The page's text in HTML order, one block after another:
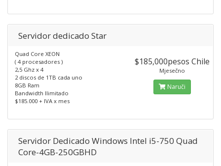
Servidor dedicado Star
Quad Core XEON
( 4 procesadores )
2,5 Ghz x 4
2 discos de 1TB cada uno
8GB Ram
Bandwidth Ilimitado
$185.000 + IVA x mes
$185,000pesos Chile
Mjesečno
Naruči
Servidor Dedicado Windows Intel i5-750 Quad
Core-4GB-250GBHD